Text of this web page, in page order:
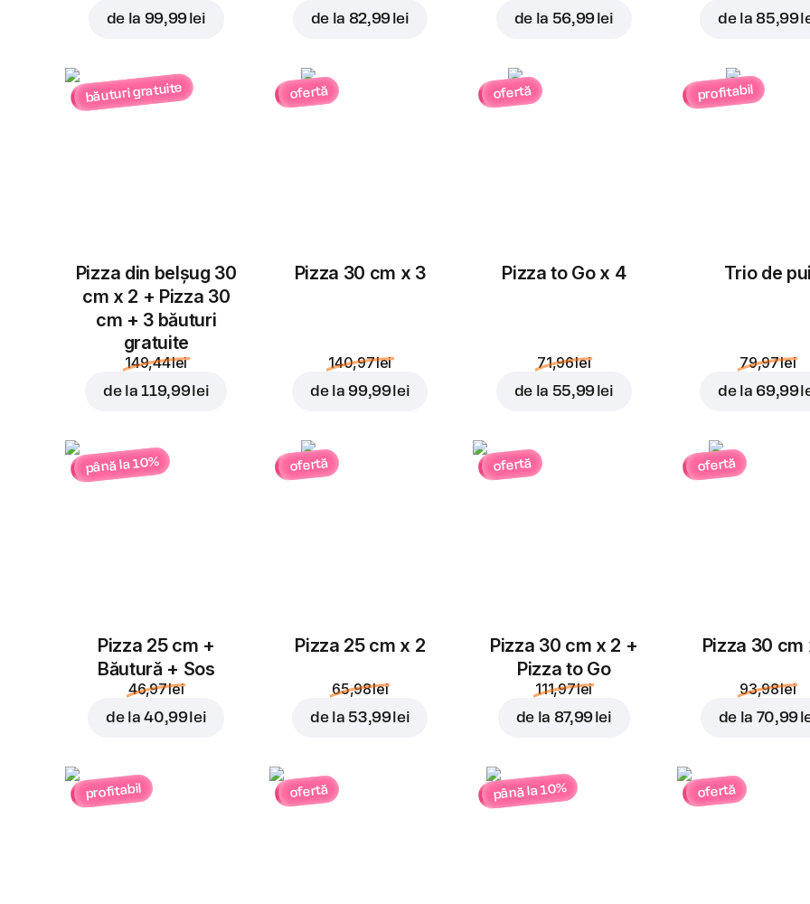
de la 99,99 lei de la 82,99 lei de la 56,99 lei de la 85,99
băuturi gratuite
Pizza din belșug 30
cm x 2 + Pizza 30
cm + 3 băuturi
gratuite
149,44 lei
de la119,99 lei
ofertă
Pizza 30 cm x 3
140,97 lei
de la 99,99 lei
ofertă
Pizza to Go x 4
71,96 lei
de la 55,99 lei
profitabil
Trio de
79,97 lei
de la 69,99
până la 10%
Pizza 25 cm +
Băutură + Sos
46,97 lei
de la40,99 lei
ofertă
Pizza 25 cm x 2
65,98 lei
de la 53,99 lei
ofertă
Pizza 30 cm x 2 +
Pizza to Go
111,97 lei
de la 87,99 lei
ofertă
Pizza 30 cm
93,98 lei
de la 70,99
profitabil ofertă până la 10% ofertă